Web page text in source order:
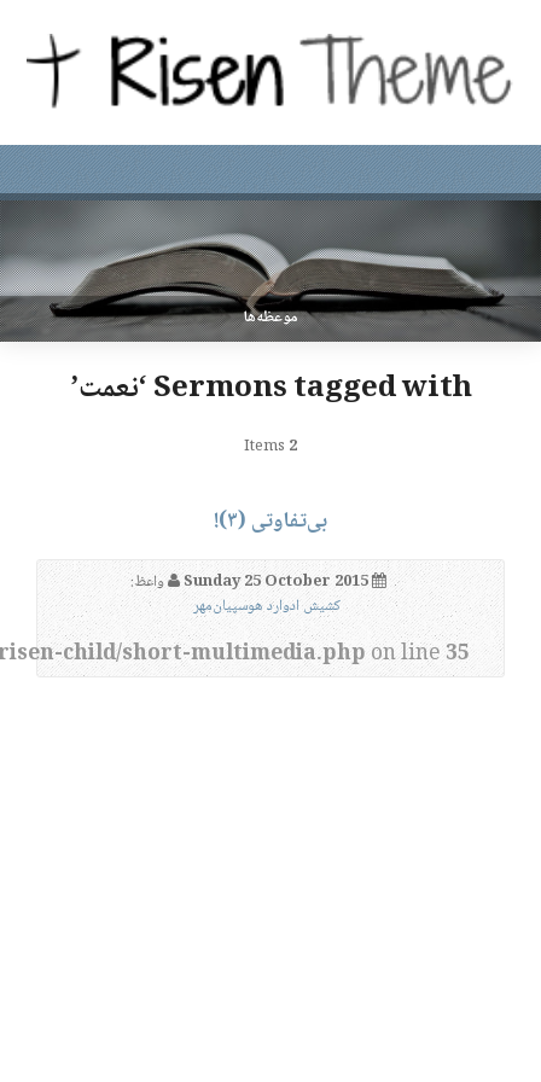
موعظه‌ها
Sermons tagged with ‘نعمت’
2
بی‌تفاوتی (۳)!
Sunday 25 October 2015
واعظ:
کشیش ادوارد هوسپیان‌مهر
child/short-multimedia.php on line 35